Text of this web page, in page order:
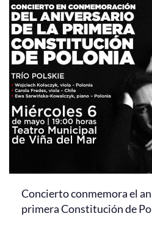
Concierto conmemora el
primera Constitución de